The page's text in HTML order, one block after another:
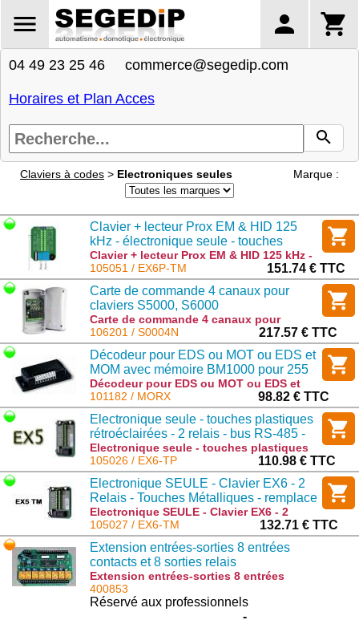
04 49 23 25 46 commerce@segedip.com
Horaires et Plan Acces
Claviers à codes > Electroniques seules Marque :
Clavier + lecteur Prox EM & HID 125
kHz - électronique seule - touches
métalliques rétroéclairées - 2 relais -
bus RS-485 - 1000 codes/badges
Clavier + lecteur Prox EM & HID 125 kHz -
électronique seule - touches métalliques
rétroéclairées - 2 relais - bus RS-485 -
1000 codes/badges : EX6P-TM
105051 / EX6P-TM
151.74 € TTC
Carte de commande 4 canaux pour
claviers S5000, S6000
Carte de commande 4 canaux pour
claviers S5000, S6000 : S0004N
106201 / S0004N
217.57 € TTC
Décodeur pour EDS ou MOT ou EDS et
MOM avec mémoire BM1000 pour 255
codes pour lecteur de badge
Décodeur pour EDS ou MOT ou EDS et
MOM avec mémoire BM1000 pour 255
codes pour lecteur de badge : MORX
101182 / MORX
98.82 € TTC
Electronique seule - touches plastiques
rétroéclairées - 2 relais - bus RS-485 -
1000 codes
Electronique seule - touches plastiques
rétroéclairées - 2 relais - bus RS-485 -
1000 codes : EX6-TP
105026 / EX6-TP
110.98 € TTC
Electronique SEULE - Clavier EX6 - 2
Relais - Touches Métalliques - remplace
le EX5-TM
Electronique SEULE - Clavier EX6 - 2
Relais - Touches Métalliques - remplace
le EX5-TM : EX6-TM
105027 / EX6-TM
132.71 € TTC
Extension entrées-sorties 8 entrées
contacts et 8 sorties relais
programmables.
Extension entrées-sorties 8 entrées
contacts et 8 sorties relais
programmables. : IO8-ELA+
400853
Réservé aux professionnels
-